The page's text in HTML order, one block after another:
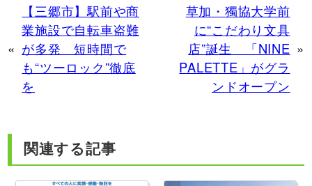
«
【三郷市】駅前や商
業施設で自転車盗難
が多発 短時間で
も“ツーロック”徹底
を
草加・獨協大学前
に“こだわり文具
店”誕生 「NINE
PALETTE」がグラ
ンドオープン
»
関連する記事